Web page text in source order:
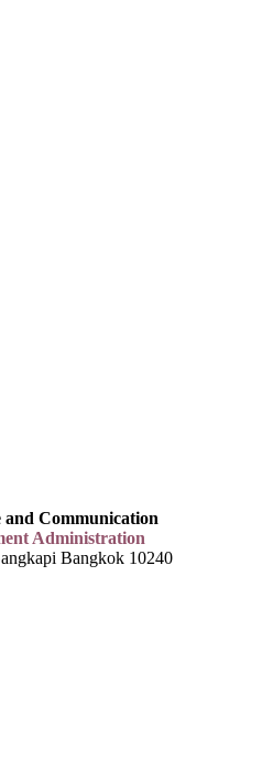
and Communication
Administration
Bangkok 10240